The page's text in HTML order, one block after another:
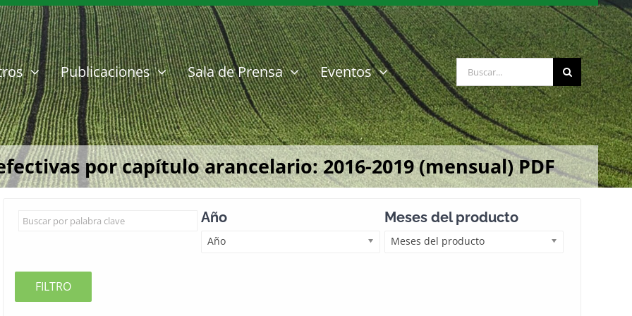
Publicaciones Sala de Prensa Eventos Buscar:
por capítulo arancelario: 2016-2019 (mensual) PDF
Año
Año
Meses del producto
Meses del producto
FILTRO